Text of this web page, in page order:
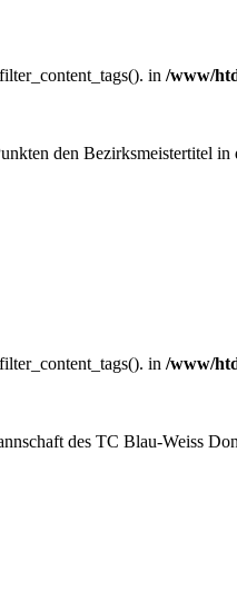
in /www/
den Bezirksmeistertitel
in /www/
des TC Blau-Weiss